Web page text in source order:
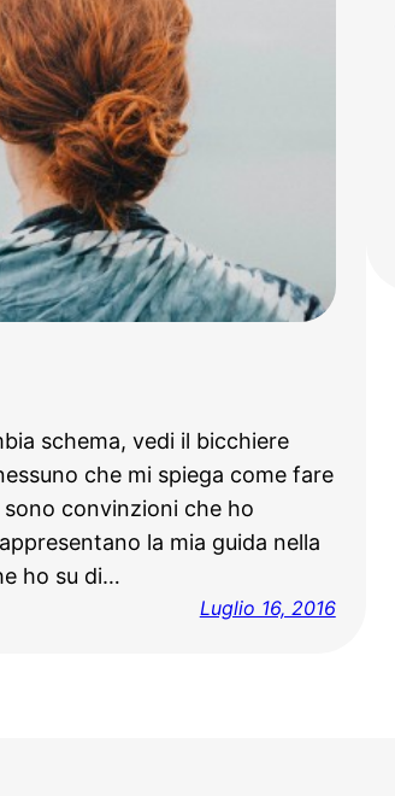
schema, vedi il bicchiere
che mi spiega come fare
sono convinzioni che ho
la mia guida nella
ho su di…
Luglio 16, 2016